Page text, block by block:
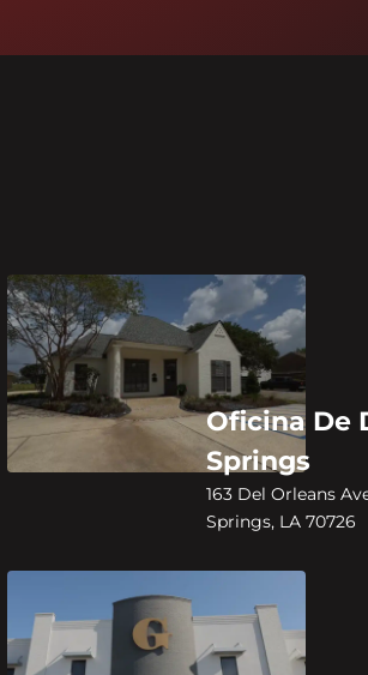
Oficina De
Springs
163 Del Orleans
Springs, LA 70726